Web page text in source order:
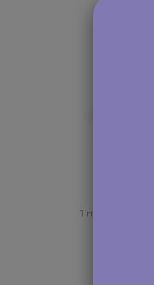
1 ml-es (5 db)